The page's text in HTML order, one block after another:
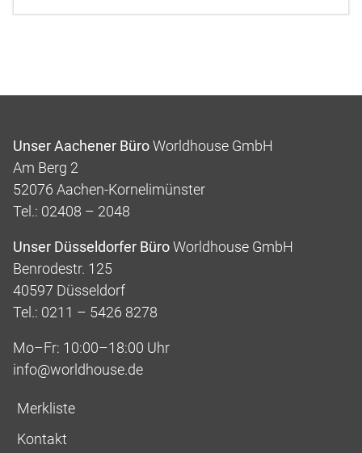
Unser Aachener BüroWorldhouse GmbH
Am Berg 2
52076 Aachen-Kornelimünster
Tel.: 02408 – 2048
Unser Düsseldorfer BüroWorldhouse GmbH
Benrodestr. 125
40597 Düsseldorf
Tel.: 0211 – 5426 8278
Mo–Fr: 10:00–18:00 Uhr
info@worldhouse.de
Merkliste
Kontakt